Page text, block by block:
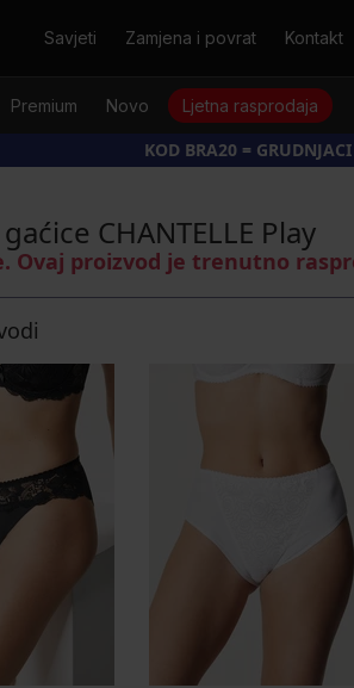
TražitiSavjeti Zamjena i povrat Kontakt
Premium Novo Ljetna rasprodaja
KOD BRA20 =
CHANTELLE Play
Ovaj proizvod je trenutno